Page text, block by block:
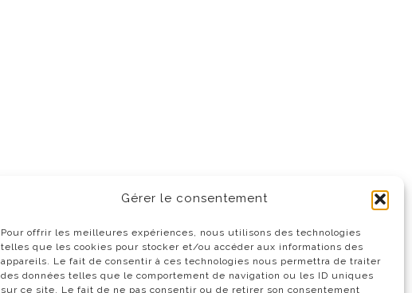
Gérer le consentement
Pour offrir les meilleures expériences, nous utilisons des technologies
telles que les cookies pour stocker et/ou accéder aux informations des
appareils. Le fait de consentir à ces technologies nous permettra de traiter
des données telles que le comportement de navigation ou les ID uniques
sur ce site. Le fait de ne pas consentir ou de retirer son consentement